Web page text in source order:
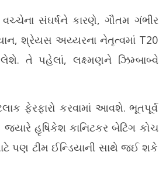
સંઘર્ષને કારણે, ગૌતમ ગંભીર
શ્રેયસ અય્યરના નેતૃત્વમાં T20
તે પહેલાં, લક્ષ્મણને ઝિમ્બાબ્વે
ફેરફારો કરવામાં આવશે. ભૂતપૂર્વ
હૃષિકેશ કાનિટકર બેટિંગ કોચ
પણ ટીમ ઈન્ડિયાની સાથે જઈ શકે